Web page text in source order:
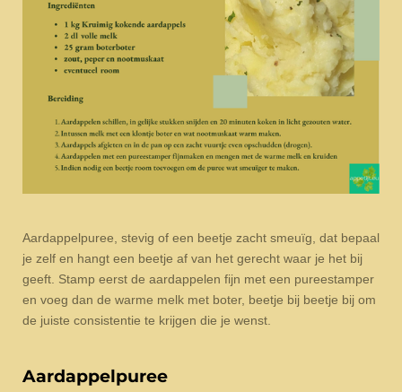
Aardappelpuree, stevig of een beetje zacht smeuïg, dat bepaal
je zelf en hangt een beetje af van het gerecht waar je het bij
geeft. Stamp eerst de aardappelen fijn met een pureestamper
en voeg dan de warme melk met boter, beetje bij beetje bij om
de juiste consistentie te krijgen die je wenst.
Aardappelpuree